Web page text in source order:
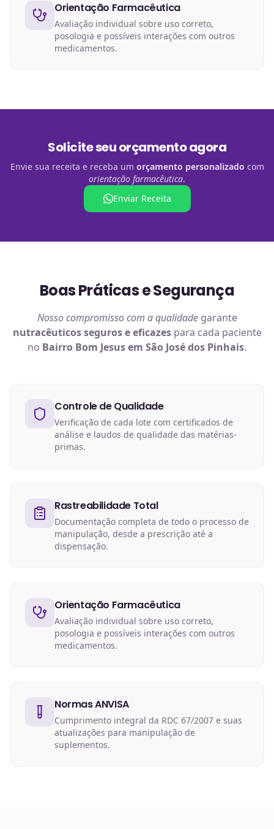
Orientação Farmacêutica
Avaliação individual sobre uso correto,
posologia e possíveis interações com outros
medicamentos.
Solicite seu orçamento agora
Envie sua receita e receba um orçamento personalizado com
orientação farmacêutica.
Enviar Receita
Boas Práticas e Segurança
Nosso compromisso com a qualidadegarante
nutracêuticosseguros e eficazespara cada paciente
no Bairro Bom Jesus em São José dos Pinhais.
Controle de Qualidade
Verificação de cada lote com certificados de
análise e laudos de qualidade das matérias-
primas.
Rastreabilidade Total
Documentação completa de todo o processo de
manipulação, desde a prescrição até a
dispensação.
Orientação Farmacêutica
Avaliação individual sobre uso correto,
posologia e possíveis interações com outros
medicamentos.
Normas ANVISA
Cumprimento integral da RDC 67/2007 e suas
atualizações para manipulação de
suplementos.